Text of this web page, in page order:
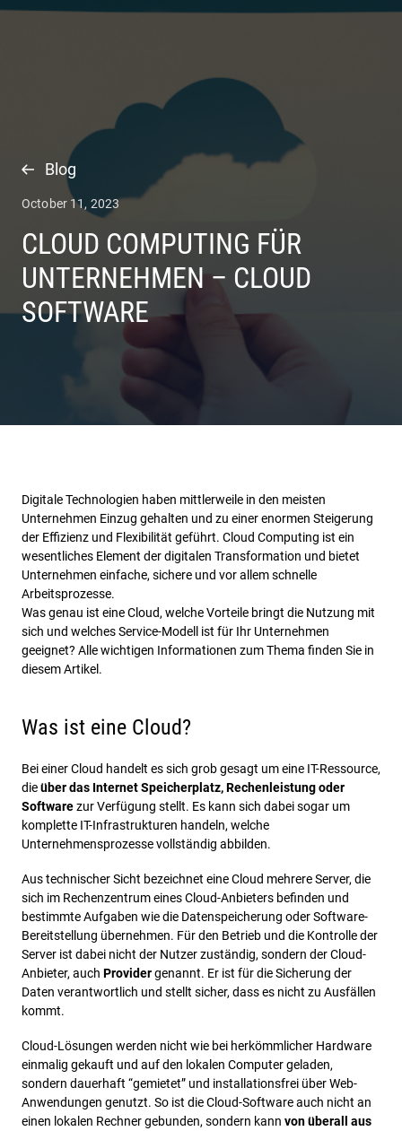
Blog
October 11, 2023
CLOUD COMPUTING FÜR
UNTERNEHMEN – CLOUD
SOFTWARE
Digitale Technologien haben mittlerweile in den meisten
Unternehmen Einzug gehalten und zu einer enormen Steigerung
der Effizienz und Flexibilität geführt. Cloud Computing ist ein
wesentliches Element der digitalen Transformation und bietet
Unternehmen einfache, sichere und vor allem schnelle
Arbeitsprozesse.
Was genau ist eine Cloud, welche Vorteile bringt die Nutzung mit
sich und welches Service-Modell ist für Ihr Unternehmen
geeignet? Alle wichtigen Informationen zum Thema finden Sie in
diesem Artikel.
Was ist eine Cloud?
Bei einer Cloud handelt es sich grob gesagt um eine IT-Ressource,
dieüber das Internet Speicherplatz, Rechenleistung oder
Softwarezur Verfügung stellt. Es kann sich dabei sogar um
komplette IT-Infrastrukturen handeln, welche
Unternehmensprozesse vollständig abbilden.
Aus technischer Sicht bezeichnet eine Cloud mehrere Server, die
sich im Rechenzentrum eines Cloud-Anbieters befinden und
bestimmte Aufgaben wie die Datenspeicherung oder Software-
Bereitstellung übernehmen. Für den Betrieb und die Kontrolle der
Server ist dabei nicht der Nutzer zuständig, sondern der Cloud-
Anbieter, auch Providergenannt. Er ist für die Sicherung der
Daten verantwortlich und stellt sicher, dass es nicht zu Ausfällen
kommt.
Cloud-Lösungen werden nicht wie bei herkömmlicher Hardware
einmalig gekauft und auf den lokalen Computer geladen,
sondern dauerhaft “gemietet” und installationsfrei über Web-
Anwendungen genutzt. So ist die Cloud-Software auch nicht an
einen lokalen Rechner gebunden, sondern kann von überall aus